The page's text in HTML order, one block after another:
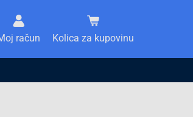
račun Kolica za kupovinu